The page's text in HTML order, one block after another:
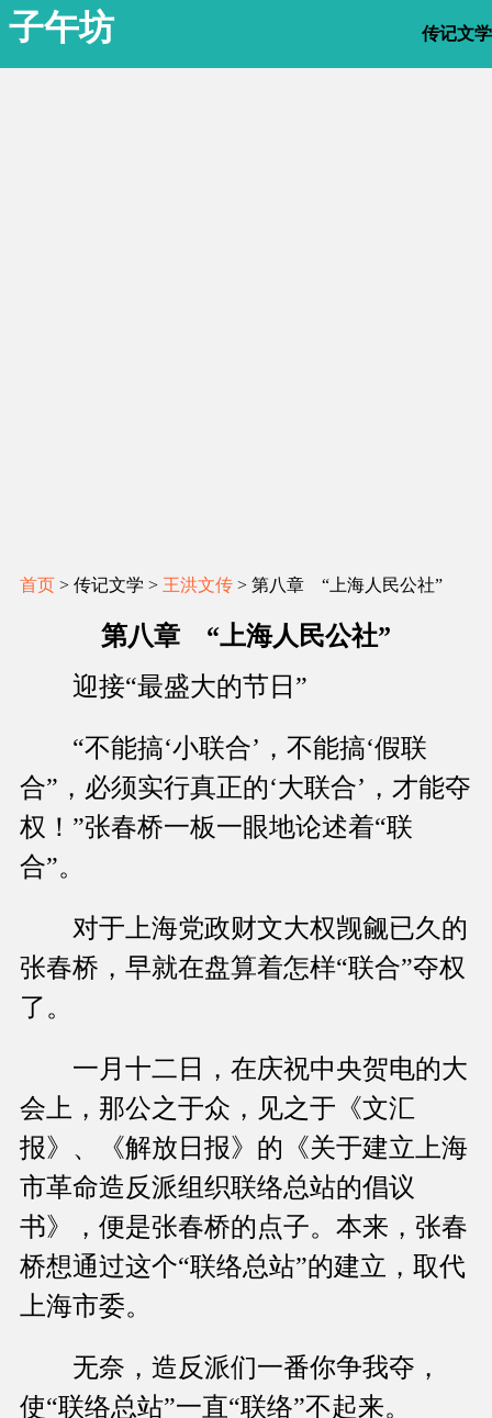
子午坊 传记文学
首页 > 传记文学 > 王洪文传 > 第八章 “上海人民公社”
第八章 “上海人民公社”
迎接“最盛大的节日”
“不能搞‘小联合’，不能搞‘假联
合”，必须实行真正的‘大联合’，才能夺
权！”张春桥一板一眼地论述着“联
合”。
对于上海党政财文大权觊觎已久的
张春桥，早就在盘算着怎样“联合”夺权
了。
一月十二日，在庆祝中央贺电的大
会上，那公之于众，见之于《文汇
报》、《解放日报》的《关于建立上海
市革命造反派组织联络总站的倡议
书》，便是张春桥的点子。本来，张春
桥想通过这个“联络总站”的建立，取代
上海市委。
无奈，造反派们一番你争我夺，
使“联络总站”一直“联络”不起来。